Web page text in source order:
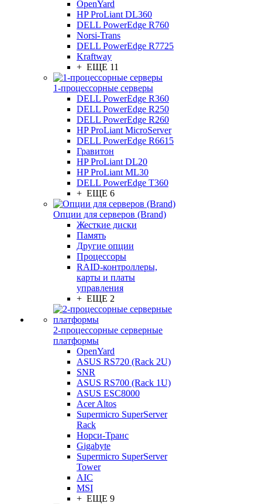
OpenYard
HP ProLiant DL360
DELL PowerEdge R760
Norsi-Trans
DELL PowerEdge R7725
Kraftway
+ ЕЩЕ 11
1-процессорные серверы
DELL PowerEdge R360
DELL PowerEdge R250
DELL PowerEdge R260
HP ProLiant MicroServer
DELL PowerEdge R6615
Гравитон
HP ProLiant DL20
HP ProLiant ML30
DELL PowerEdge T360
+ ЕЩЕ 6
Опции для серверов (Brand)
Жесткие диски
Память
Другие опции
Процессоры
RAID-контроллеры,
карты и платы
управления
+ ЕЩЕ 2
2-процессорные серверные
платформы
OpenYard
ASUS RS720 (Rack 2U)
SNR
ASUS RS700 (Rack 1U)
ASUS ESC8000
Acer Altos
Supermicro SuperServer
Rack
Норси-Транс
Gigabyte
Supermicro SuperServer
Tower
AIC
MSI
+ ЕЩЕ 9